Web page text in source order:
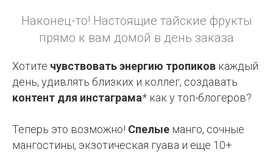
Наконец-то! Настоящие тайские фрукты
прямо к вам домой в день заказа
Хотите чувствовать энергию тропиков каждый
день, удивлять близких и коллег, создавать
контент для инстаграма* как у топ-блогеров?
Теперь это возможно! Спелые манго, сочные
мангостины, экзотическая гуава и еще 10+